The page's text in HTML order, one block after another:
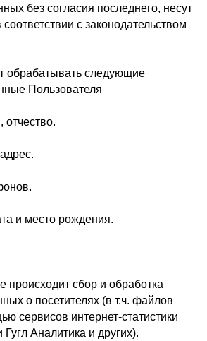
без согласия последнего, несут
соответствии с законодательством
обрабатывать следующие
Пользователя
и место рождения.
происходит сбор и обработка
о посетителях (в т.ч. файлов
сервисов интернет-статистики
Аналитика и других).